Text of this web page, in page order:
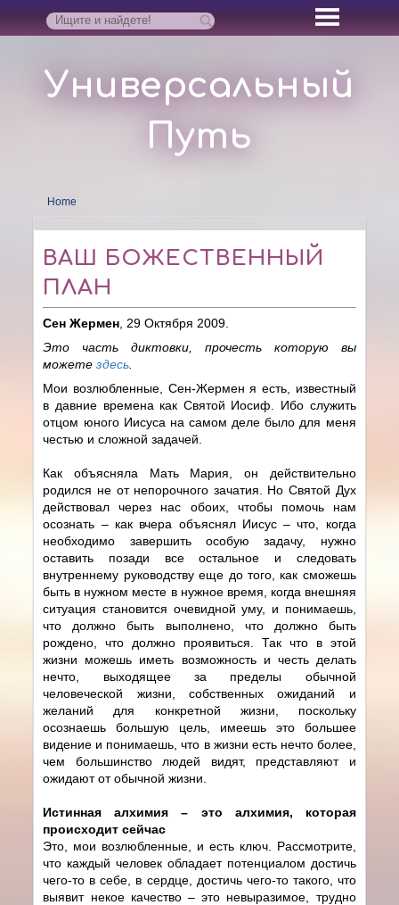
Универсальный
Путь
Home
ВАШ БОЖЕСТВЕННЫЙ
ПЛАН
Сен Жермен , 29 Октября 2009.
Это часть диктовки, прочесть которую вы
можетездесь
Мои возлюбленные, Сен-Жермен я есть, известный
в давние времена как Святой Иосиф. Ибо служить
отцом юного Иисуса на самом деле было для меня
честью и сложной задачей.
Как объясняла Мать Мария, он действительно
родился не от непорочного зачатия. Но Святой Дух
действовал через нас обоих, чтобы помочь нам
осознать – как вчера объяснял Иисус – что, когда
необходимо завершить особую задачу, нужно
оставить позади все остальное и следовать
внутреннему руководству еще до того, как сможешь
быть в нужном месте в нужное время, когда внешняя
ситуация становится очевидной уму, и понимаешь,
что должно быть выполнено, что должно быть
рождено, что должно проявиться. Так что в этой
жизни можешь иметь возможность и честь делать
нечто, выходящее за пределы обычной
человеческой жизни, собственных ожиданий и
желаний для конкретной жизни, поскольку
осознаешь большую цель, имеешь это большее
видение и понимаешь, что в жизни есть нечто более,
чем большинство людей видят, представляют и
ожидают от обычной жизни.
Истинная алхимия – это алхимия, которая
происходит сейчас
Это, мои возлюбленные, и есть ключ. Рассмотрите,
что каждый человек обладает потенциалом достичь
чего-то в себе, в сердце, достичь чего-то такого, что
выявит некое качество – это невыразимое, трудно